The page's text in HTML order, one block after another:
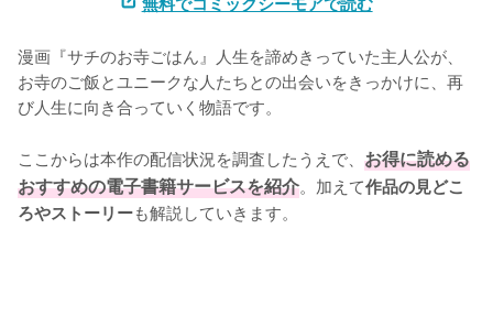
漫画『サチのお寺ごはん』人生を諦めきっていた主人公が、
お寺のご飯とユニークな人たちとの出会いをきっかけに、再
び人生に向き合っていく物語です。
ここからは本作の配信状況を調査したうえで、 お得に読める
おすすめの電子書籍サービスを紹介。加えて作品の見どこ
ろやストーリーも解説していきます。